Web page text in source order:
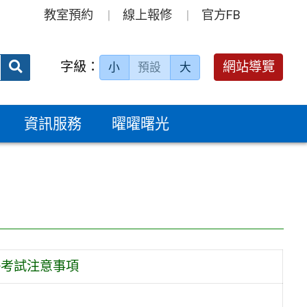
教室預約 線上報修 官方FB
送出 字級： 小 預設 大 網站導覽
資訊服務 曜曜曙光
試注意事項